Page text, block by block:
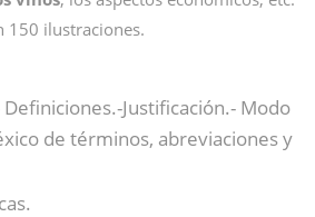
150 ilustraciones.
Justificación.- Modo
de términos, abreviaciones y